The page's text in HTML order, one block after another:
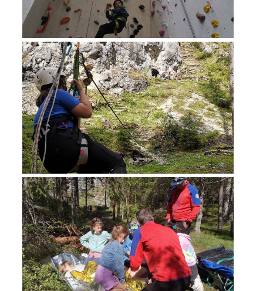
Opération de sauvetage